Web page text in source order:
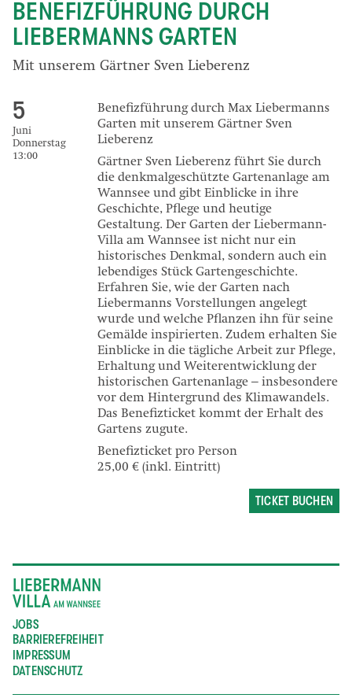
BENEFIZFÜHRUNG DURCH
LIEBERMANNS GARTEN
Mit unserem Gärtner Sven Lieberenz
Benefizführung durch Max Liebermanns
Garten mit unserem Gärtner Sven
Lieberenz
Gärtner Sven Lieberenz führt Sie durch
die denkmalgeschützte Gartenanlage am
Wannsee und gibt Einblicke in ihre
Geschichte, Pflege und heutige
Gestaltung. Der Garten der Liebermann-
Villa am Wannsee ist nicht nur ein
historisches Denkmal, sondern auch ein
lebendiges Stück Gartengeschichte.
Erfahren Sie, wie der Garten nach
Liebermanns Vorstellungen angelegt
wurde und welche Pflanzen ihn für seine
Gemälde inspirierten. Zudem erhalten Sie
Einblicke in die tägliche Arbeit zur Pflege,
Erhaltung und Weiterentwicklung der
historischen Gartenanlage – insbesondere
vor dem Hintergrund des Klimawandels.
Das Benefizticket kommt der Erhalt des
Gartens zugute.
Benefizticket pro Person
25,00 € (inkl. Eintritt)
5
Juni
Donnerstag
13:00
TICKET BUCHEN
JOBS
BARRIEREFREIHEIT
IMPRESSUM
DATENSCHUTZ